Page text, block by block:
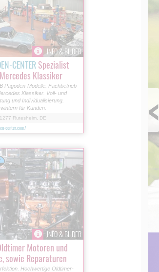
INFO & BILDER
CENTERSpezialist
Klassiker
Pagoden-Modelle. Fachbetrieb
Klassiker. Voll- und
und Individualisierung.
für Kunden.
Rutesheim, DE
center.com/
INFO & BILDER
Motoren und
sowie Reparaturen
Hochwertige Oldtimer-